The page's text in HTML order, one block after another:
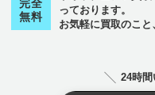
完全
無料
っております。
お気軽に買取のこと
24時間